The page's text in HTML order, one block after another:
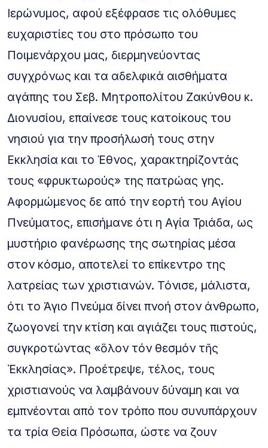
Ιερώνυμος, αφού εξέφρασε τις ολόθυμες
ευχαριστίες του στο πρόσωπο του
Ποιμενάρχου μας, διερμηνεύοντας
συγχρόνως και τα αδελφικά αισθήματα
αγάπης του Σεβ. Μητροπολίτου Ζακύνθου κ.
Διονυσίου, επαίνεσε τους κατοίκους του
νησιού για την προσήλωσή τους στην
Εκκλησία και το Έθνος, χαρακτηρίζοντάς
τους «φρυκτωρούς» της πατρώας γης.
Αφορμώμενος δε από την εορτή του Αγίου
Πνεύματος, επισήμανε ότι η Αγία Τριάδα, ως
μυστήριο φανέρωσης της σωτηρίας μέσα
στον κόσμο, αποτελεί το επίκεντρο της
λατρείας των χριστιανών. Τόνισε, μάλιστα,
ότι το Άγιο Πνεύμα δίνει πνοή στον άνθρωπο,
ζωογονεί την κτίση και αγιάζει τους πιστούς,
συγκροτώντας «ὅλον τόν θεσμόν τῆς
Ἐκκλησίας». Προέτρεψε, τέλος, τους
χριστιανούς να λαμβάνουν δύναμη και να
εμπνέονται από τον τρόπο που συνυπάρχουν
τα τρία Θεία Πρόσωπα, ώστε να ζουν